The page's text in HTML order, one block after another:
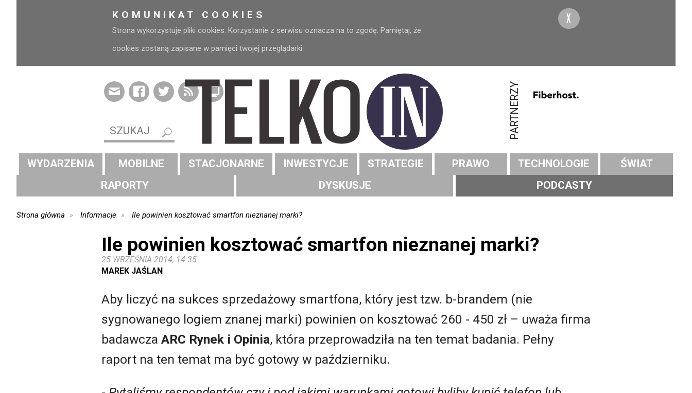
KOMUNIKAT COOKIES
Strona wykorzystuje pliki cookies. Korzystanie z serwisu oznacza na to zgodę. Pamiętaj, że
cookies zostaną zapisane w pamięci twojej przeglądarki.
X
PARTNERZY
WYDARZENIA MOBILNE STACJONARNE INWESTYCJE STRATEGIE PRAWO TECHNOLOGIE
ŚWIAT
RAPORTY
DYSKUSJE PODCASTY
Strona główna Informacje Ile powinien kosztować smartfon nieznanej marki?
Ile powinien kosztować smartfon nieznanej marki?
25 WRZEŚNIA 2014, 14:35
MAREK JAŚLAN
Aby liczyć na sukces sprzedażowy smartfona, który jest tzw. b-brandem (nie
sygnowanego logiem znanej marki) powinien on kosztować 260 - 450 zł – uważa firma
badawcza ARC Rynek i Opinia, która przeprowadziła na ten temat badania. Pełny
raport na ten temat ma być gotowy w październiku.